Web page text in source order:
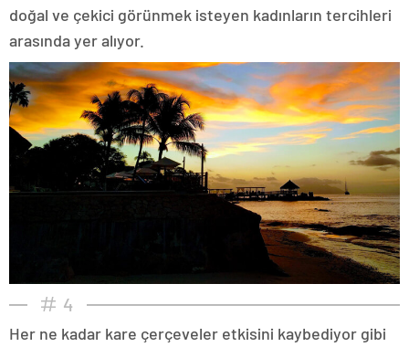
doğal ve çekici görünmek isteyen kadınların tercihleri
arasında yer alıyor.
4
Her ne kadar kare çerçeveler etkisini kaybediyor gibi